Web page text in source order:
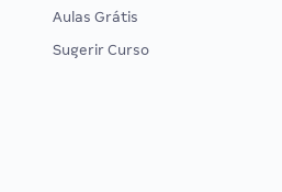
Aulas Grátis
Sugerir Curso